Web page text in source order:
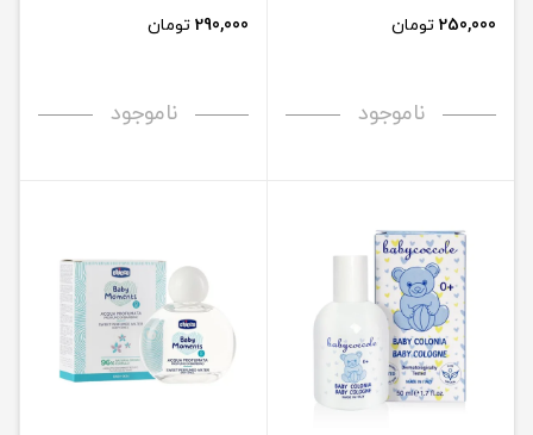
250,000 تومان
ناموجود
290,000 تومان
ناموجود